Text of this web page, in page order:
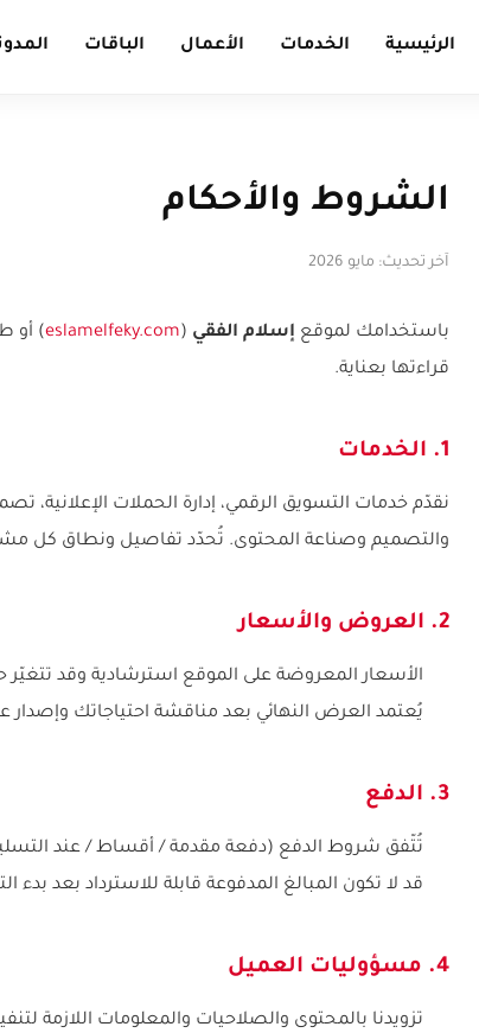
الرئيسية الخدمات الأعمال الباقات
الشروط والأحكام
آخر تحديث: مايو 2026
باستخدامك لموقع إسلام الفقي (
eslamelfeky.com) أو
قراءتها بعناية.
1. الخدمات
نقدّم خدمات التسويق الرقمي، إدارة الحملات الإعلانية،
والتصميم وصناعة المحتوى. تُحدّد تفاصيل ونطاق كل
2. العروض والأسعار
الأسعار المعروضة على الموقع استرشادية وقد
يُعتمد العرض النهائي بعد مناقشة احتياجاتك
3. الدفع
تُتّفق شروط الدفع (دفعة مقدمة / أقساط / عند
قد لا تكون المبالغ المدفوعة قابلة للاسترداد بعد بدء
4. مسؤوليات العميل
تزويدنا بالمحتوى والصلاحيات والمعلومات اللازمة